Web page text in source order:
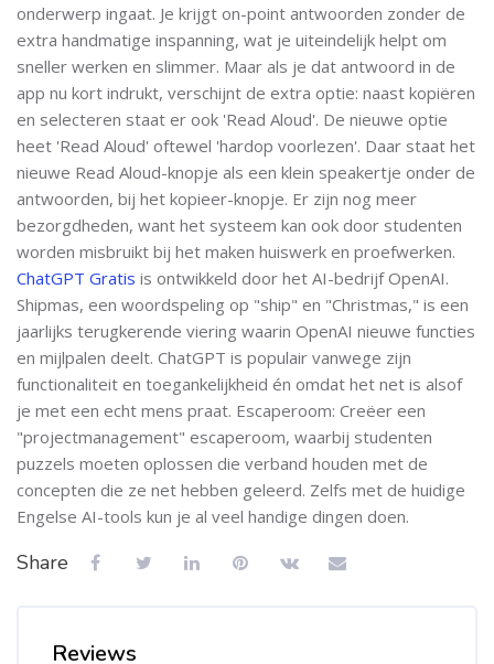
onderwerp ingaat. Je krijgt on-point antwoorden zonder de
extra handmatige inspanning, wat je uiteindelijk helpt om
sneller werken en slimmer. Maar als je dat antwoord in de
app nu kort indrukt, verschijnt de extra optie: naast kopiëren
en selecteren staat er ook 'Read Aloud'. De nieuwe optie
heet 'Read Aloud' oftewel 'hardop voorlezen'. Daar staat het
nieuwe Read Aloud-knopje als een klein speakertje onder de
antwoorden, bij het kopieer-knopje. Er zijn nog meer
bezorgdheden, want het systeem kan ook door studenten
worden misbruikt bij het maken huiswerk en proefwerken.
ChatGPT Gratis is ontwikkeld door het AI-bedrijf OpenAI.
Shipmas, een woordspeling op "ship" en "Christmas," is een
jaarlijks terugkerende viering waarin OpenAI nieuwe functies
en mijlpalen deelt. ChatGPT is populair vanwege zijn
functionaliteit en toegankelijkheid én omdat het net is alsof
je met een echt mens praat. Escaperoom: Creëer een
"projectmanagement" escaperoom, waarbij studenten
puzzels moeten oplossen die verband houden met de
concepten die ze net hebben geleerd. Zelfs met de huidige
Engelse AI-tools kun je al veel handige dingen doen.
Share
Reviews